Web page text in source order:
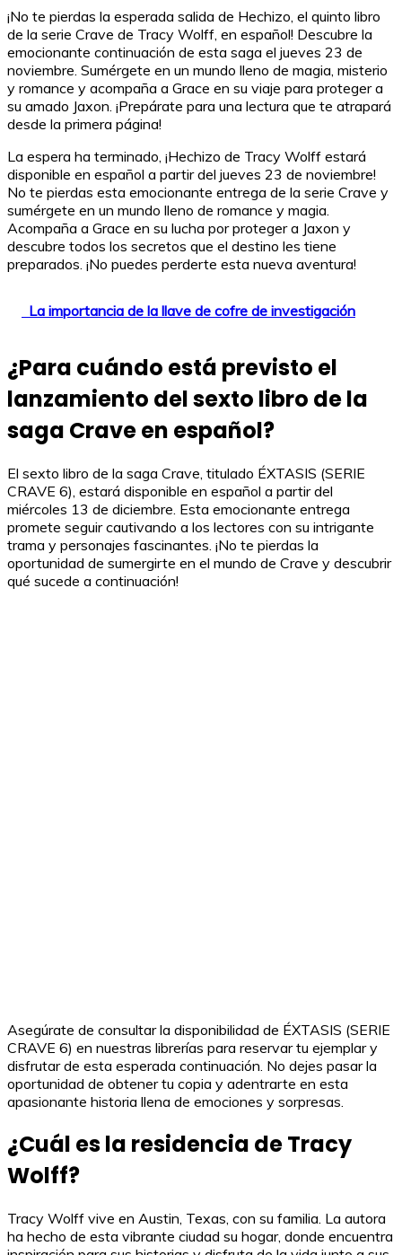
¡No te pierdas la esperada salida de Hechizo, el quinto libro
de la serie Crave de Tracy Wolff, en español! Descubre la
emocionante continuación de esta saga el jueves 23 de
noviembre. Sumérgete en un mundo lleno de magia, misterio
y romance y acompaña a Grace en su viaje para proteger a
su amado Jaxon. ¡Prepárate para una lectura que te atrapará
desde la primera página!
La espera ha terminado, ¡Hechizo de Tracy Wolff estará
disponible en español a partir del jueves 23 de noviembre!
No te pierdas esta emocionante entrega de la serie Crave y
sumérgete en un mundo lleno de romance y magia.
Acompaña a Grace en su lucha por proteger a Jaxon y
descubre todos los secretos que el destino les tiene
preparados. ¡No puedes perderte esta nueva aventura!
La importancia de la llave de cofre de investigación
¿Para cuándo está previsto el
lanzamiento del sexto libro de la
saga Crave en español?
El sexto libro de la saga Crave, titulado ÉXTASIS (SERIE
CRAVE 6), estará disponible en español a partir del
miércoles 13 de diciembre. Esta emocionante entrega
promete seguir cautivando a los lectores con su intrigante
trama y personajes fascinantes. ¡No te pierdas la
oportunidad de sumergirte en el mundo de Crave y descubrir
qué sucede a continuación!
Asegúrate de consultar la disponibilidad de ÉXTASIS (SERIE
CRAVE 6) en nuestras librerías para reservar tu ejemplar y
disfrutar de esta esperada continuación. No dejes pasar la
oportunidad de obtener tu copia y adentrarte en esta
apasionante historia llena de emociones y sorpresas.
¿Cuál es la residencia de Tracy
Wolff?
Tracy Wolff vive en Austin, Texas, con su familia. La autora
ha hecho de esta vibrante ciudad su hogar, donde encuentra